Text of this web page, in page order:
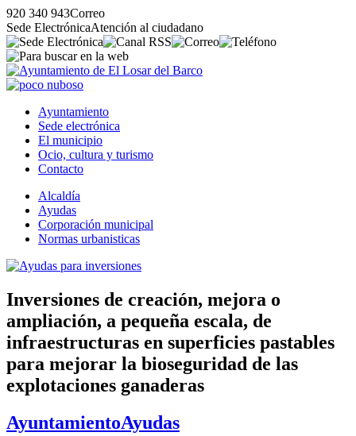
920 340 943Correo
Sede ElectrónicaAtención al ciudadano
Ayuntamiento
Sede electrónica
El municipio
Ocio, cultura y turismo
Contacto
Alcaldía
Ayudas
Corporación municipal
Normas urbanisticas
Inversiones de creación, mejora o
ampliación, a pequeña escala, de
infraestructuras en superficies pastables
para mejorar la bioseguridad de las
explotaciones ganaderas
AyuntamientoAyudas